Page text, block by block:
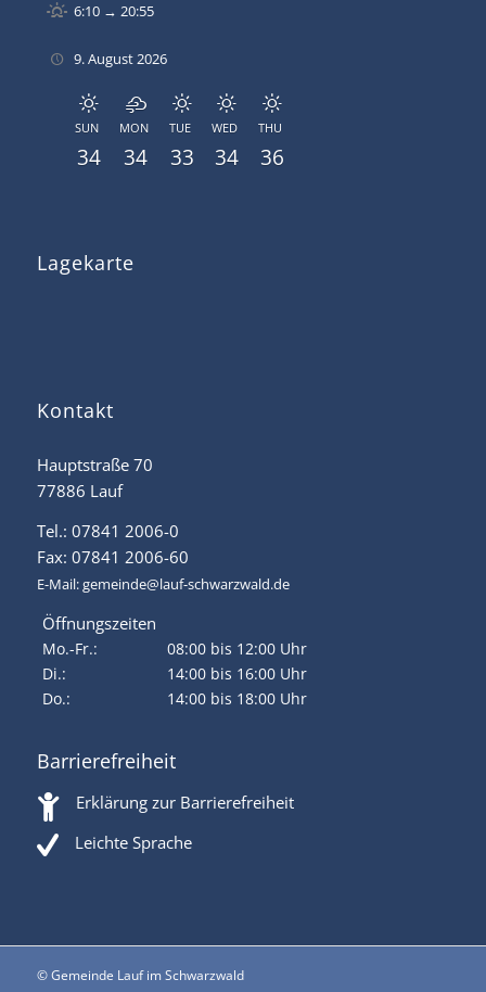
6:10 → 20:55
9. August 2026
SUN
34
MON
34
TUE
33
WED
34
THU
36
Lagekarte
Kontakt
Hauptstraße 70
77886 Lauf
Tel.: 07841 2006-0
Fax: 07841 2006-60
E-Mail:gemeinde@lauf-schwarzwald.de
Öffnungszeiten
Mo.-Fr.:
08:00 bis 12:00 Uhr
Di.:
14:00 bis 16:00 Uhr
Do.:
14:00 bis 18:00 Uhr
Barrierefreiheit
Erklärung zur Barrierefreiheit
Leichte Sprache
© Gemeinde Lauf im Schwarzwald